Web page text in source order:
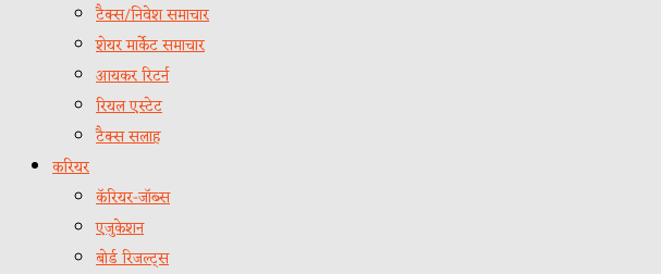
टैक्स/निवेश समाचार
शेयर मार्केट समाचार
आयकर रिटर्न
रियल एस्टेट
टैक्स सलाह
करियर
कॅरियर-जॉब्स
एजुकेशन
बोर्ड रिजल्ट्स